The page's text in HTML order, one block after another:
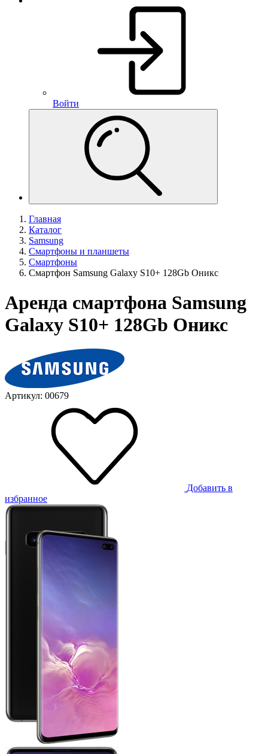
Войти
Главная
Каталог
Samsung
Смартфоны и планшеты
Смартфоны
Смартфон Samsung Galaxy S10+ 128Gb Оникс
Аренда смартфона Samsung
Galaxy S10+ 128Gb Оникс
Артикул: 00679
Добавить в
избранное